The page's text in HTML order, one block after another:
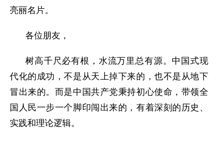
亮丽名片。
各位朋友，
树高千尺必有根，水流万里总有源。中国式现
代化的成功，不是从天上掉下来的，也不是从地下
冒出来的。而是中国共产党秉持初心使命，带领全
国人民一步一个脚印闯出来的，有着深刻的历史、
实践和理论逻辑。